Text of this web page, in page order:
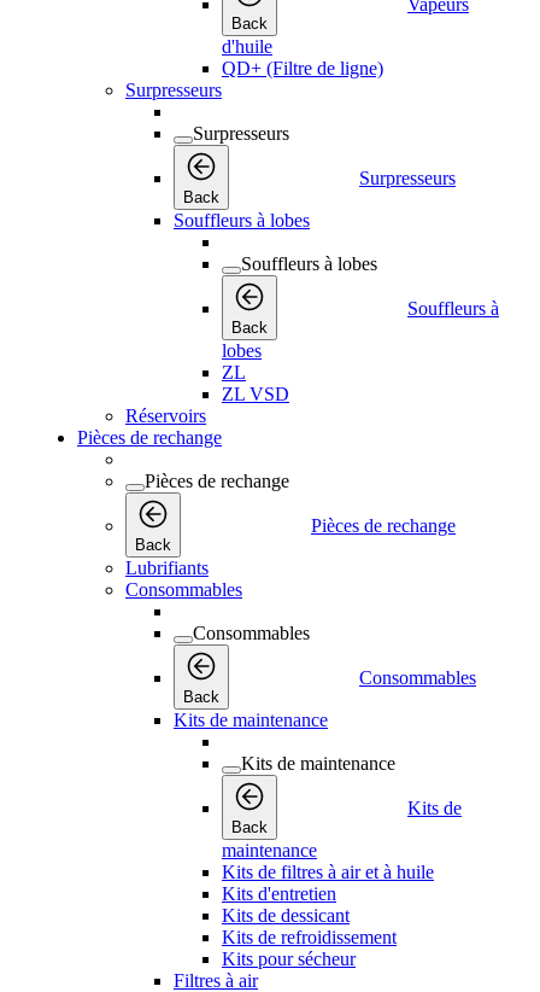
Back
Vapeurs
d'huile
QD+ (Filtre de ligne)
Surpresseurs
Surpresseurs
Back
Surpresseurs
Souffleurs à lobes
Souffleurs à lobes
Back
Souffleurs à
lobes
ZL
ZL VSD
Réservoirs
Pièces de rechange
Pièces de rechange
Back
Pièces de rechange
Lubrifiants
Consommables
Consommables
Back
Consommables
Kits de maintenance
Kits de maintenance
Back
Kits de
maintenance
Kits de filtres à air et à huile
Kits d'entretien
Kits de dessicant
Kits de refroidissement
Kits pour sécheur
Filtres à air